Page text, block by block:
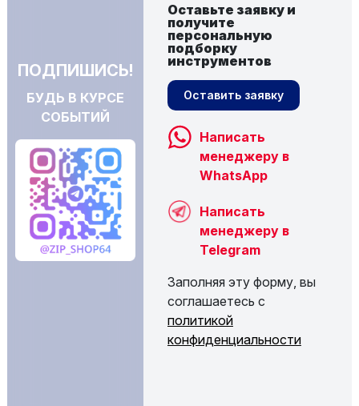
ПОДПИШИСЬ!
БУДЬ В КУРСЕ
СОБЫТИЙ
Оставьте заявку и
получите
персональную
подборку
инструментов
Оставить заявку
Написать
менеджеру в
WhatsApp
Написать
менеджеру в
Telegram
Заполняя эту форму, вы
соглашаетесь с
политикой
конфиденциальности